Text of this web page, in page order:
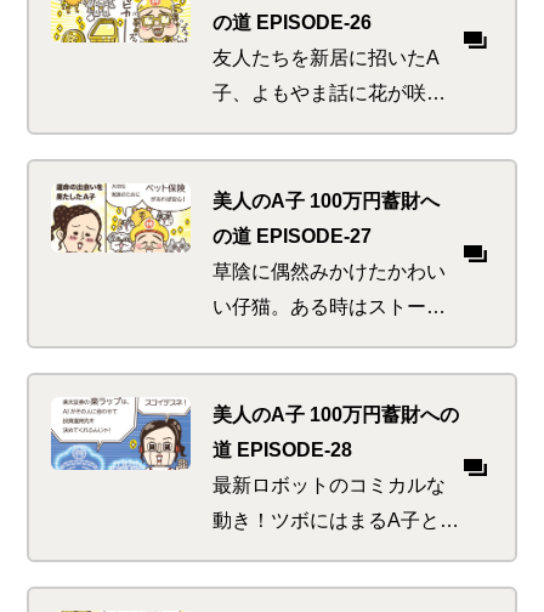
は果たさねばならない責務
が…
の道 EPISODE-26
友人たちを新居に招いたA
子、よもやま話に花が咲
く。偶然か必然か、今回の
話題には謎の共通点が。金
賞、黄金風呂、金粉浅漬
け…。極めつけはやっぱり
強烈個性のあの先輩
美人のA子 100万円蓄財へ
の道 EPISODE-27
草陰に偶然みかけたかわい
い仔猫。ある時はストーキ
ング、またある時はボンネ
ットで日光浴、何度も出会
ううち、これはもはや運命
か！と思ったそばから頭を
悩ます問題が…
美人のA子 100万円蓄財への
道 EPISODE-28
最新ロボットのコミカルな
動き！ツボにはまるA子とK
太郎。便利で面白くてかわ
いくて、ロボの魅力にちょ